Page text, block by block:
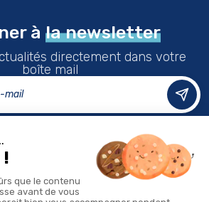
à la newsletter
directement dans votre
boîte mail
FAQ